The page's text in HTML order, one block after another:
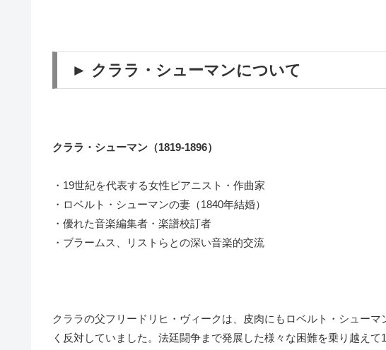
► クララ・シューマンについて
クララ・シューマン（1819-1896）
・19世紀を代表する女性ピアニスト・作曲家
・ロベルト・シューマンの妻（1840年結婚）
・優れた音楽編集者・楽譜校訂者
・ブラームス、リストらとの深い音楽的交流
クララの父フリードリヒ・ヴィークは、皮肉にもロベルト・シュー
く反対していました。法廷闘争まで発展した様々な困難を乗り越え